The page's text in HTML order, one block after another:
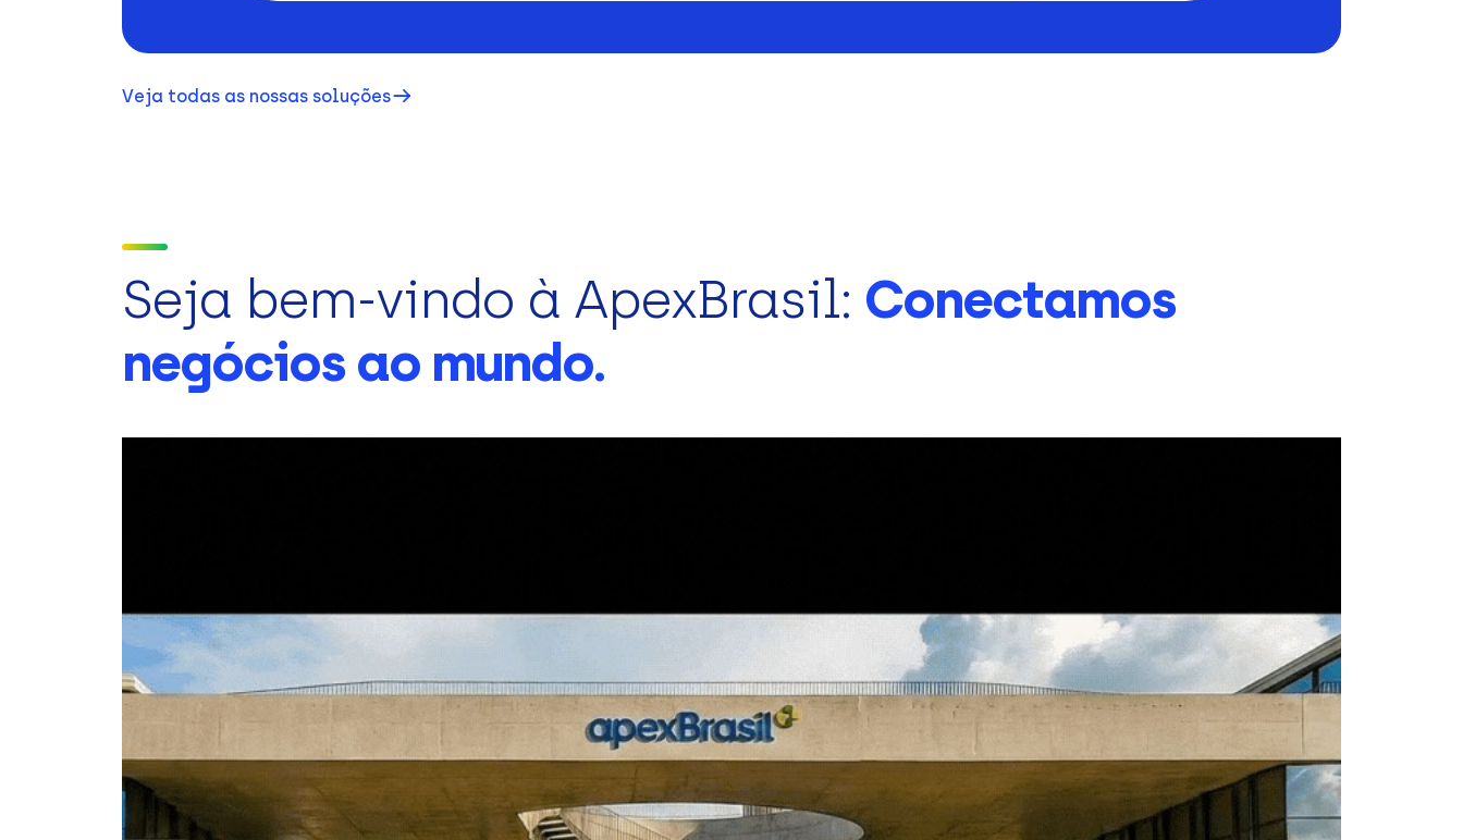
Veja todas as nossas soluções
Seja bem-vindo à ApexBrasil: Conectamos
negócios ao mundo.